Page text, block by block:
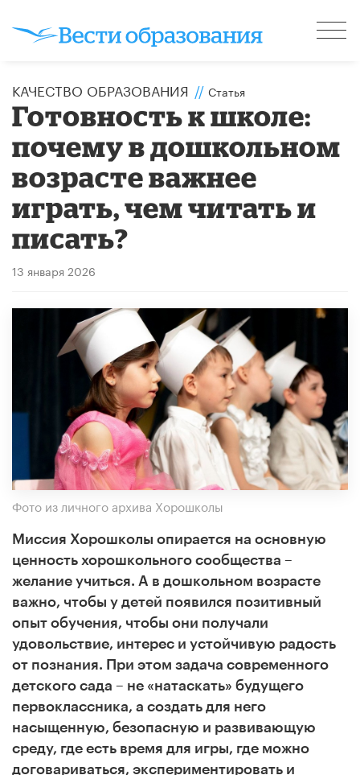
КАЧЕСТВО ОБРАЗОВАНИЯ // Статья
​Готовность к школе:
почему в дошкольном
возрасте важнее
играть, чем читать и
писать?
13 января 2026
Фото из личного архива Хорошколы
Миссия Хорошколы опирается на основную
ценность хорошкольного сообщества –
желание учиться. А в дошкольном возрасте
важно, чтобы у детей появился позитивный
опыт обучения, чтобы они получали
удовольствие, интерес и устойчивую радость
от познания. При этом задача современного
детского сада – не «натаскать» будущего
первоклассника, а создать для него
насыщенную, безопасную и развивающую
среду, где есть время для игры, где можно
договариваться, экспериментировать и